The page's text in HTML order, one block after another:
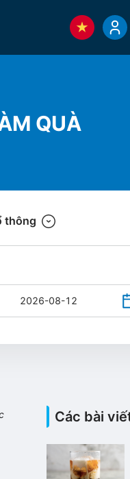
QUÀ
thông
Các bài